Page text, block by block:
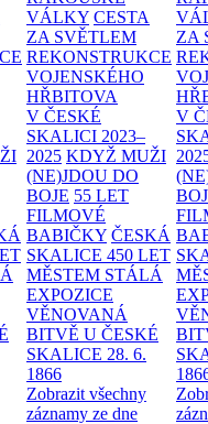
VÁLKY CESTA
ZA SVĚTLEM
REKONSTRUKCE
VOJENSKÉHO
HŘBITOVA
V ČESKÉ
SKALICI 2023–
2025 KDYŽ MUŽI
(NE)JDOU DO
BOJE 55 LET
FILMOVÉ
BABIČKY ČESKÁ
SKALICE 450 LET
MĚSTEM STÁLÁ
EXPOZICE
VĚNOVANÁ
BITVĚ U ČESKÉ
SKALICE 28. 6.
1866
Zobrazit všechny
záznamy ze dne
ZA
V